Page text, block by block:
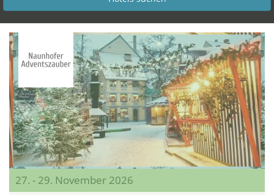
27. - 29. November 2026